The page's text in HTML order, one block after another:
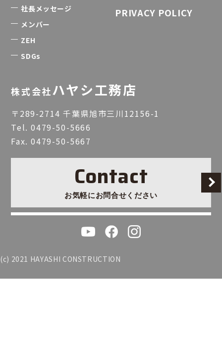
社長メッセージ
メンバー
ZEH
SDGs
PRIVACY POLICY
株式会社ハヤシ工務店
〒289-2714 千葉県旭市三川12156-1
Tel.0479-50-5666
Fax. 0479-50-5667
Contact
お気軽にお問合せください
(c) 2021 HAYASHI CONSTRUCTION